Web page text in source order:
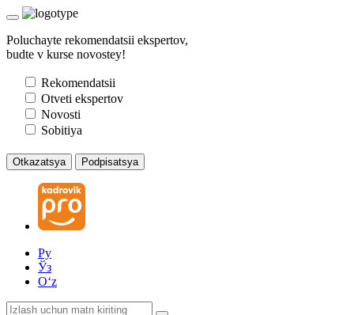
Poluchayte rekomendatsii ekspertov,
budte v kurse novostey!
Rekomendatsii
Otveti ekspertov
Novosti
Sobitiya
Otkazatsya Podpisatsya
Ру
Ўз
Oʻz